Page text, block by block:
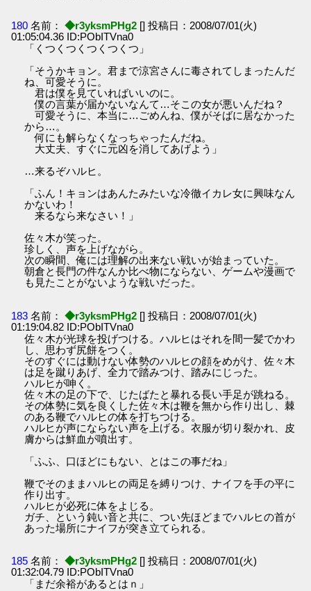
180 名前： ◆r3yksmPHg2 [] 投稿日：2008/07/01(火)
01:05:04.36 ID:PObITVna0
「くつくつくつくつくつ」
「そうかキョン。君まで涼宮さんに毒されてしまったんだ
ね、可愛そうに。
君は僕を見ていればいいのに。
僕の言葉が届かないなんて…そこの女が悪いんだね？
可愛そうに、本当に…ごめんね、僕がそばに居なかった
から…。
何にも解らなくなっちゃったんだね。
大丈夫、すぐに元凶を消してあげよう」
…来るぞハルヒ。
「ふん！キョンはあんたみたいな冷徹イカレ女に興味なん
かないわ！
来るなら来なさい！」
佐々木が笑った。
珍しく、声を上げながら。
次の瞬間、俺には理解の出来ない戦いが始まっていた。
朝倉と長門の件なんか比べ物にならない、ゲームや漫画で
も見たことがないような戦いだった。
183 名前： ◆r3yksmPHg2 [] 投稿日：2008/07/01(火)
01:19:04.82 ID:PObITVna0
佐々木が光球を投げつける。ハルヒはそれを間一髪でかわ
し、思わず尻餅をつく。
そのすぐには動けない体勢のハルヒの顔をめがけ、佐々木
は足を蹴りあげ、全力で踏みつけ、踏みにじった。
ハルヒが呻く。
佐々木の足の下で、じたばたと暴れる長い手足が跳ねる。
その体勢に気を良くした佐々木は鞭を無から作り出し、棘
のある鞭でハルヒの体を打ちつける。
ハルヒが声にならない声を上げる。衣服が切り裂かれ、皮
膚からは鮮血が噴出す。
「ふふ、口ほどにもない、とはこの事だね」
鞭でそのままハルヒの両足を縛りつけ、ナイフを手の平に
作り出す。
ハルヒが必死に体をよじる。
ガチ、という鈍い音と共に、つい先ほどまでハルヒの首が
あった場所にナイフが突き立てられる。
185 名前： ◆r3yksmPHg2 [] 投稿日：2008/07/01(火)
01:32:04.79 ID:PObITVna0
「まだ余裕があるとはｎ」